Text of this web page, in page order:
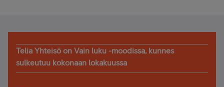
Telia Yhteisö on Vain luku -moodissa, kunnes
sulkeutuu kokonaan lokakuussa